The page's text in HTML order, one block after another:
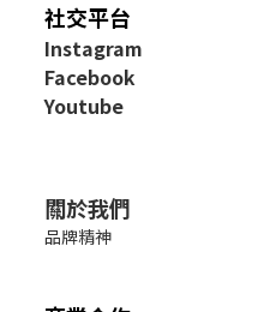
社交平台
Instagram
Facebook
Youtube
關於我們
品牌精神